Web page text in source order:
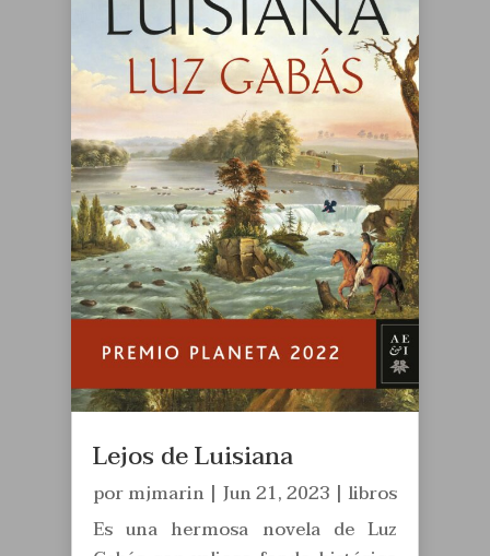
Lejos de Luisiana
pormjmarin| Jun 21, 2023 | libros
Es una hermosa novela de Luz